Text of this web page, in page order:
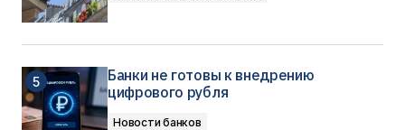
Банки не готовы к внедрению
цифрового рубля
Новости банков